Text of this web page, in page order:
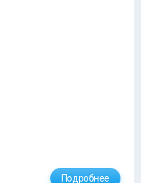
Подробнее